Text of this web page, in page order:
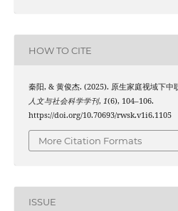
HOW TO CITE
秦阳, & 黄俊杰. (2025). 原生家庭视域下中
人文与社会科学学刊, 1(6), 104–106.
https://doi.org/10.70693/rwsk.v1i6.1105
More Citation Formats
ISSUE